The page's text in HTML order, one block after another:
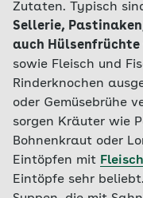
Zutaten. Typisch
Sellerie,
auch Hülsenfrüchte
sowie Fleisch und
Rinderknochen
oder Gemüsebrühe
sorgen Kräuter wie
Bohnenkraut oder
Eintöpfen mit
Eintöpfe sehr